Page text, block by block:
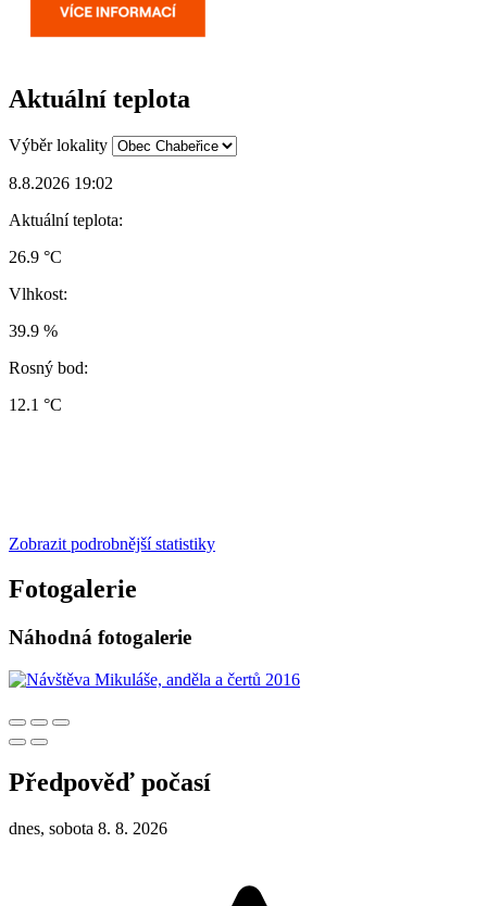
Aktuální teplota
Výběr lokality
8.8.2026 19:02
Aktuální teplota:
26.9 °C
Vlhkost:
39.9 %
Rosný bod:
12.1 °C
Zobrazit podrobnější statistiky
Fotogalerie
Náhodná fotogalerie
Předpověď počasí
dnes, sobota 8. 8. 2026